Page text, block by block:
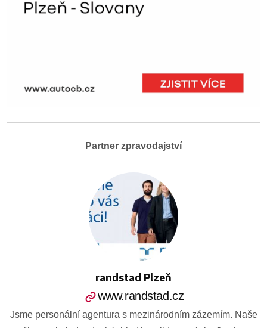
Partner zpravodajství
randstad Plzeň
www.randstad.cz
Jsme personální agentura s mezinárodním zázemím. Naše